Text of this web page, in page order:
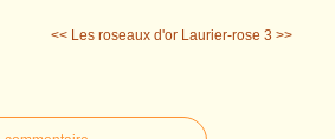
<< Les roseaux d'or Laurier-rose 3 >>